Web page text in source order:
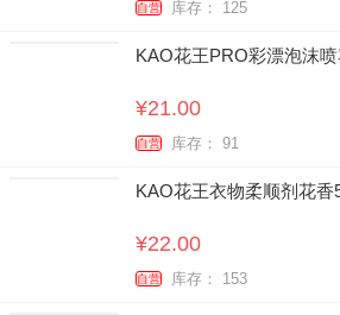
自营 库存： 125
KAO花王PRO彩漂泡沫
¥21.00
自营 库存： 91
KAO花王衣物柔顺剂花香
¥22.00
自营 库存： 153